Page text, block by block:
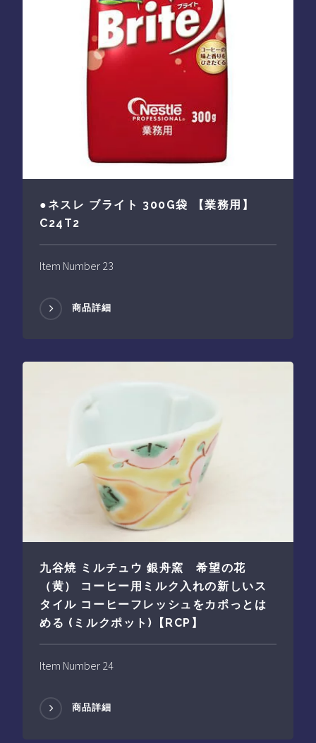
●ネスレ ブライト 300G袋 【業務用】
C24T2
Item Number 23
商品詳細
九谷焼 ミルチュウ 銀舟窯 希望の花
（黄） コーヒー用ミルク入れの新しいス
タイル コーヒーフレッシュをカポっとは
める (ミルクポット)【RCP】
Item Number 24
商品詳細